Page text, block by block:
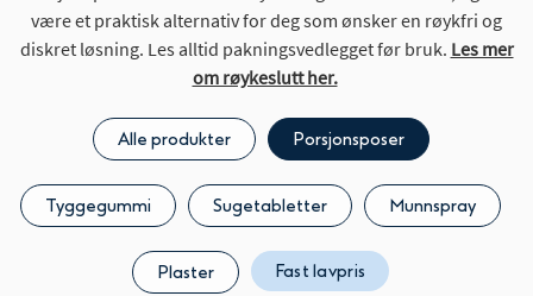
være et praktisk alternativ for deg som ønsker en røykfri og
diskret løsning. Les alltid pakningsvedlegget før bruk. Les mer
om røykeslutt her.
Alle produkter Porsjonsposer
Tyggegummi Sugetabletter Munnspray
Plaster Fast lavpris